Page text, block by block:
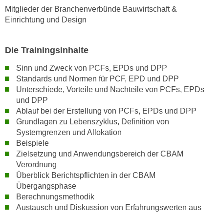
Mitglieder der Branchenverbünde Bauwirtschaft &
Einrichtung und Design
Die Trainingsinhalte
Sinn und Zweck von PCFs, EPDs und DPP
Standards und Normen für PCF, EPD und DPP
Unterschiede, Vorteile und Nachteile von PCFs, EPDs
und DPP
Ablauf bei der Erstellung von PCFs, EPDs und DPP
Grundlagen zu Lebenszyklus, Definition von
Systemgrenzen und Allokation
Beispiele
Zielsetzung und Anwendungsbereich der CBAM
Verordnung
Überblick Berichtspflichten in der CBAM
Übergangsphase
Berechnungsmethodik
Austausch und Diskussion von Erfahrungswerten aus
z
e
i
e
r
e
"
,
m
a
e
A